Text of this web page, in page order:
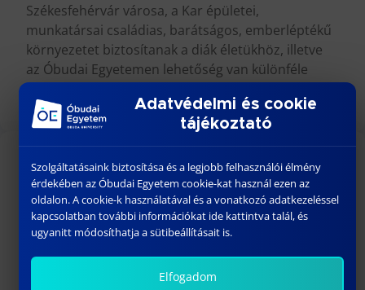
Székesfehérvár városa, a Kar épületei,
munkatársai családias, barátságos, emberléptékű
környezetet biztosítanak a diák életükhöz, illetve
az Óbudai Egyetemen lehetőség van különféle
Doktori Iskolákban a tanulmányaik folytatására.
INTÉZETÜNK
Történet
GEO Aranykönyv
Mennybéli katedra
Munkatársak
Adatvédelmi és cookie
tájékoztató
Szolgáltatásaink biztosítása és a legjobb felhasználói élmény
érdekében az Óbudai Egyetem cookie-kat használ ezen az
oldalon. A cookie-k használatával és a vonatkozó adatkezeléssel
kapcsolatban további információkat ide kattintva talál, és
ugyanitt módosíthatja a sütibeállításait is.
Elfogadom